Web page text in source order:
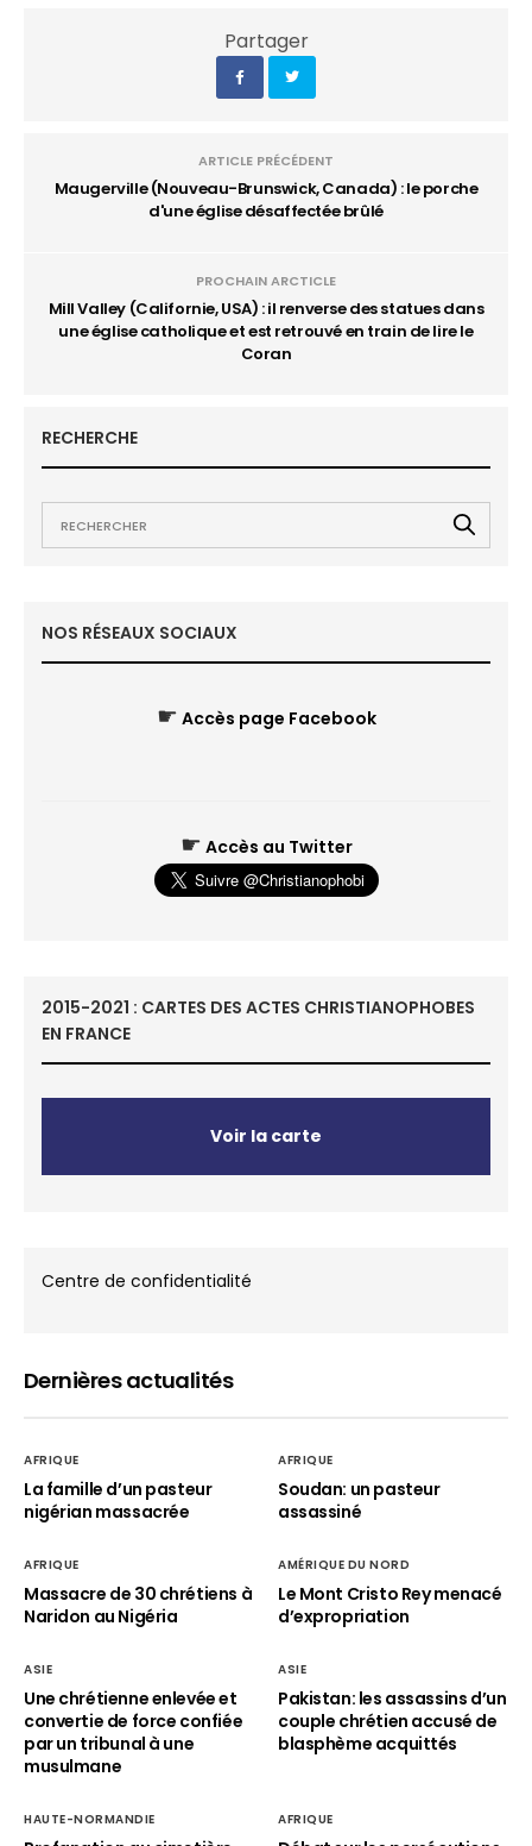
Partager
ARTICLE PRÉCÉDENT
Maugerville (Nouveau-Brunswick, Canada) : le porche
d'une église désaffectée brûlé
PROCHAIN ARCTICLE
Mill Valley (Californie, USA) : il renverse des statues dans
une église catholique et est retrouvé en train de lire le
Coran
RECHERCHE
NOS RÉSEAUX SOCIAUX
☛ Accès page Facebook
☛ Accès au Twitter
2015-2021 : CARTES DES ACTES CHRISTIANOPHOBES
EN FRANCE
Voir la carte
Centre de confidentialité
Dernières actualités
AFRIQUE
La famille d’un pasteur
nigérian massacrée
AFRIQUE
Soudan: un pasteur
assassiné
AFRIQUE
Massacre de 30 chrétiens à
Naridon au Nigéria
AMÉRIQUE DU NORD
Le Mont Cristo Rey menacé
d’expropriation
ASIE
Une chrétienne enlevée et
convertie de force confiée
par un tribunal à une
musulmane
ASIE
Pakistan: les assassins d’un
couple chrétien accusé de
blasphème acquittés
HAUTE-NORMANDIE AFRIQUE